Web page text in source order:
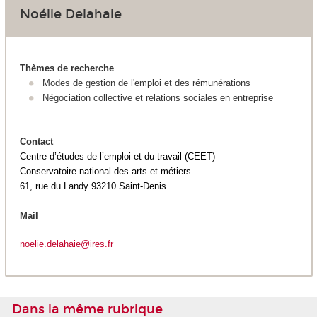
Noélie Delahaie
Thèmes de recherche
Modes de gestion de l'emploi et des rémunérations
Négociation collective et relations sociales en entreprise
Contact
Centre d’études de l’emploi et du travail (CEET)
Conservatoire national des arts et métiers
61, rue du Landy 93210 Saint-Denis
Mail
noelie.delahaie@ires.fr
Dans la même rubrique